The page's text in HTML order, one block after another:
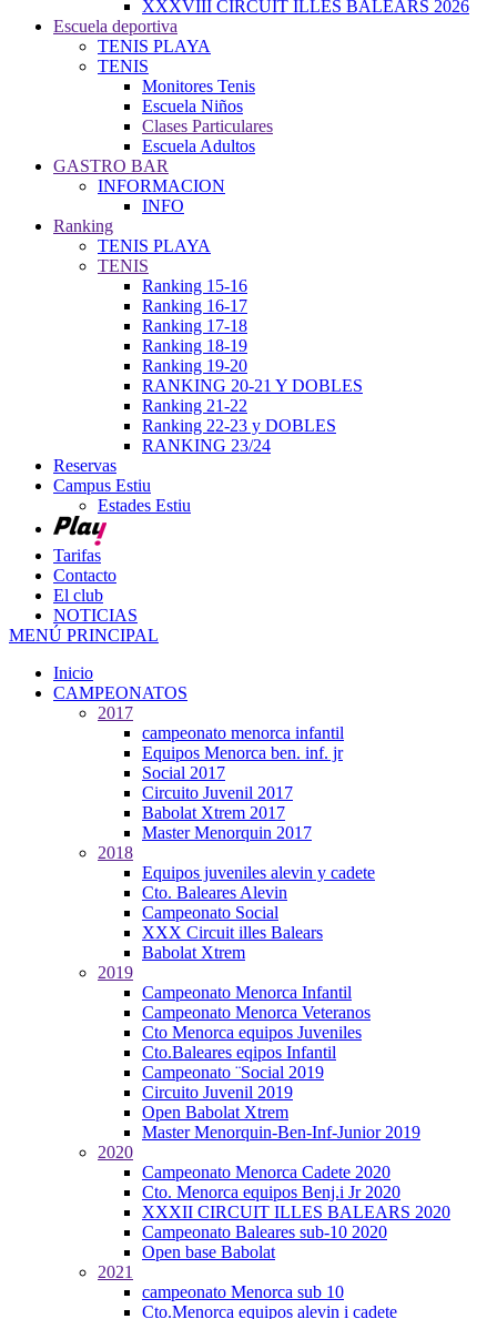
XXXVIII CIRCUIT ILLES BALEARS 2026
Escuela deportiva
TENIS PLAYA
TENIS
Monitores Tenis
Escuela Niños
Clases Particulares
Escuela Adultos
GASTRO BAR
INFORMACION
INFO
Ranking
TENIS PLAYA
TENIS
Ranking 15-16
Ranking 16-17
Ranking 17-18
Ranking 18-19
Ranking 19-20
RANKING 20-21 Y DOBLES
Ranking 21-22
Ranking 22-23 y DOBLES
RANKING 23/24
Reservas
Campus Estiu
Estades Estiu
Tarifas
Contacto
El club
NOTICIAS
MENÚ PRINCIPAL
Inicio
CAMPEONATOS
2017
campeonato menorca infantil
Equipos Menorca ben. inf. jr
Social 2017
Circuito Juvenil 2017
Babolat Xtrem 2017
Master Menorquin 2017
2018
Equipos juveniles alevin y cadete
Cto. Baleares Alevin
Campeonato Social
XXX Circuit illes Balears
Babolat Xtrem
2019
Campeonato Menorca Infantil
Campeonato Menorca Veteranos
Cto Menorca equipos Juveniles
Cto.Baleares eqipos Infantil
Campeonato ¨Social 2019
Circuito Juvenil 2019
Open Babolat Xtrem
Master Menorquin-Ben-Inf-Junior 2019
2020
Campeonato Menorca Cadete 2020
Cto. Menorca equipos Benj.i Jr 2020
XXXII CIRCUIT ILLES BALEARS 2020
Campeonato Baleares sub-10 2020
Open base Babolat
2021
campeonato Menorca sub 10
Cto.Menorca equipos alevin i cadete